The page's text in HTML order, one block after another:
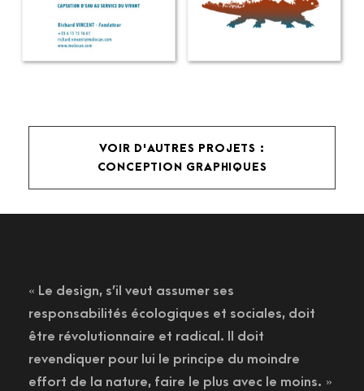
VOIR D'AUTRES PROJETS :
CONCEPTION GRAPHIQUES
« Le design, s’il veut assumer ses
responsabilités écologiques et sociales, doit
être révolutionnaire et radical. Il doit
revendiquer pour lui le principe du moindre
effort de la nature, faire le plus avec le moins. »